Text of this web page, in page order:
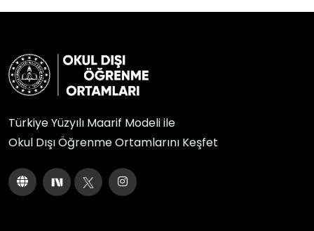
Türkiye Yüzyılı Maarif Modeli ile
Okul Dışı Öğrenme Ortamlarını Keşfet